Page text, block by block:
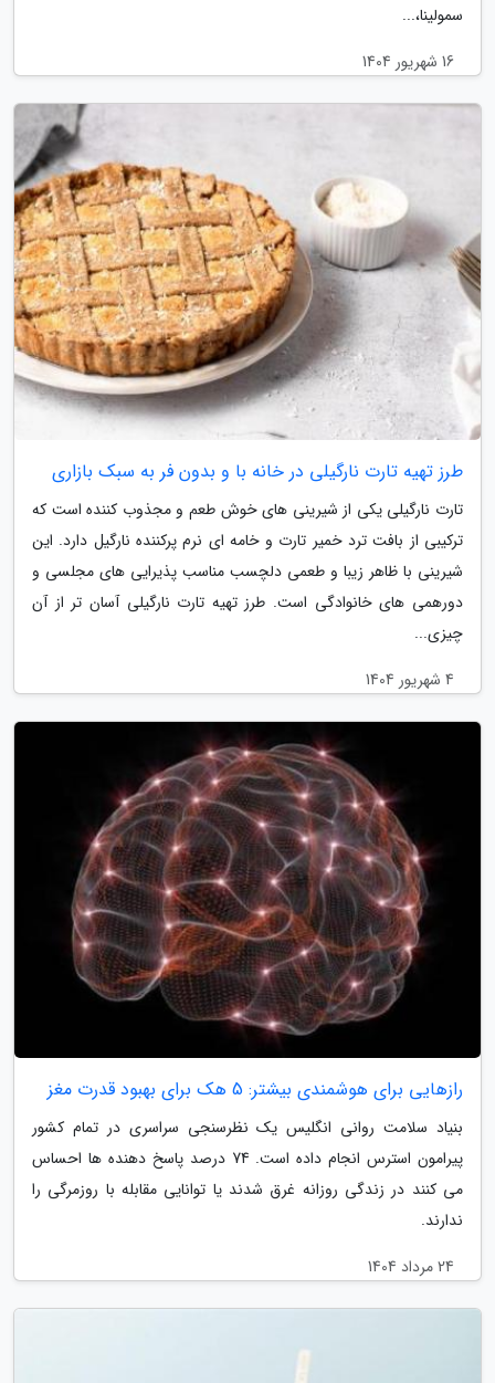
سمولینا،...
16 شهریور 1404
طرز تهیه تارت نارگیلی در خانه با و بدون فر به سبک بازاری
تارت نارگیلی یکی از شیرینی های خوش طعم و مجذوب کننده است که
ترکیبی از بافت ترد خمیر تارت و خامه ای نرم پرکننده نارگیل دارد. این
شیرینی با ظاهر زیبا و طعمی دلچسب مناسب پذیرایی های مجلسی و
دورهمی های خانوادگی است. طرز تهیه تارت نارگیلی آسان تر از آن
چیزی...
4 شهریور 1404
رازهایی برای هوشمندی بیشتر: 5 هک برای بهبود قدرت مغز
بنیاد سلامت روانی انگلیس یک نظرسنجی سراسری در تمام کشور
پیرامون استرس انجام داده است. 74 درصد پاسخ دهنده ها احساس
می کنند در زندگی روزانه غرق شدند یا توانایی مقابله با روزمرگی را
ندارند.
24 مرداد 1404